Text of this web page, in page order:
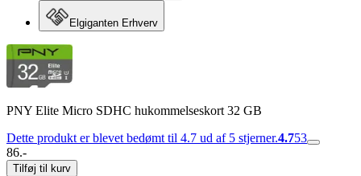
Elgiganten Erhverv
PNY Elite Micro SDHC hukommelseskort 32 GB
Dette produkt er blevet bedømt til 4.7 ud af 5 stjerner.4.753
86.-
Tilføj til kurv